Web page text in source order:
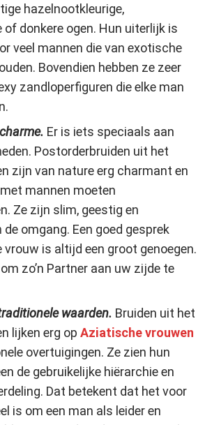
hazelnootkleurige,
of donkere ogen. Hun uiterlijk is
veel mannen die van exotische
Bovendien hebben ze zeer
zandloperfiguren die elke man
Er is iets speciaals aan
Postorderbruiden uit het
zijn van nature erg charmant en
mannen moeten
Ze zijn slim, geestig en
omgang. Een goed gesprek
vrouw is altijd een groot genoegen.
zo’n Partner aan uw zijde te
waarden. Bruiden uit het
lijken erg op Aziatische vrouwen
overtuigingen. Ze zien hun
de gebruikelijke hiërarchie en
Dat betekent dat het voor
is om een man als leider en